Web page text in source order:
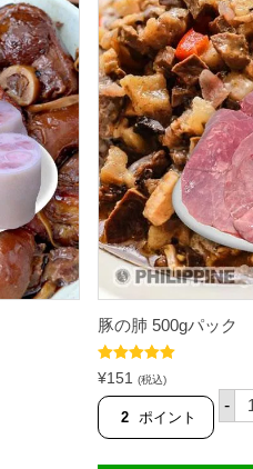
豚の肺 500gパック
5段階中5.00
の評価
¥151 (税込)
2 ポイント
- 豚
の